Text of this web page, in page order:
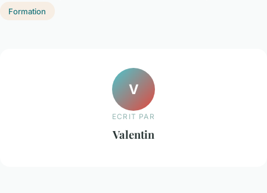
Formation
V
ECRIT PAR
Valentin